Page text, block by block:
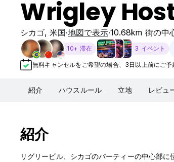
Wrigley
シカゴ, 米国 地図で表示 10.68km 街の中
10+ 滞在 3 イベント
無料キャンセルをご希望の場合、3日以上前にご予
紹介 ハウスルール 立地 レビュ
紹介
リグリービル、シカゴのパーティーの中心部